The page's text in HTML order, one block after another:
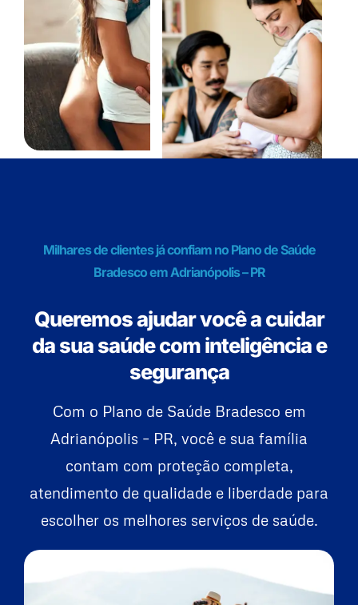
Milhares de clientes já confiam no Plano de Saúde
Bradesco em Adrianópolis – PR
Queremos ajudar você a cuidar
da sua saúde com inteligência e
segurança
Com o Plano de Saúde Bradesco em
Adrianópolis – PR, você e sua família
contam com proteção completa,
atendimento de qualidade e liberdade para
escolher os melhores serviços de saúde.